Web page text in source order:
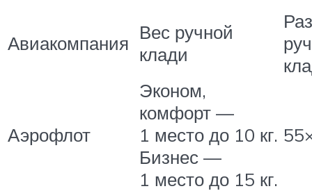
Авиакомпания Вес ручной
клади
Аэрофлот
Эконом,
комфорт —
1 место до 10 кг.
Бизнес —
1 место до 15 кг.